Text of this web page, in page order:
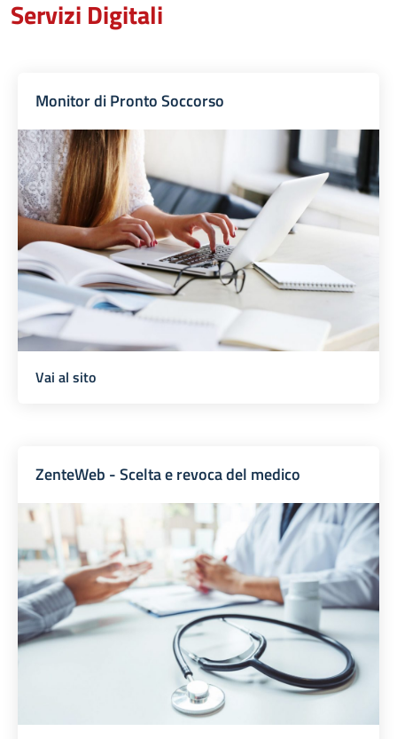
Servizi Digitali
Monitor di Pronto Soccorso
Vai al sito
ZenteWeb - Scelta e revoca del medico